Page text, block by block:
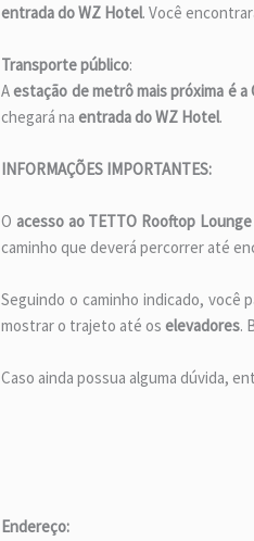
entrada do WZ Hotel. Você
Transporte público:
Aestação de metrô mais próxima é a
chegará na entrada do WZ Hotel.
INFORMAÇÕES IMPORTANTES:
O acesso ao TETTO Rooftop Lounge
caminho que deverá percorrer até
Seguindo o caminho indicado, você
mostrar o trajeto até os elevadores.
Caso ainda possua alguma dúvida,
Endereço: